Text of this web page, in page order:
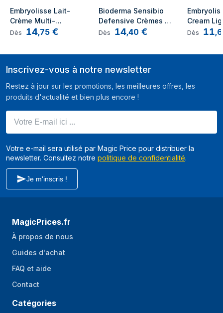
Embryolisse Lait-
Crème Multi-
Protection Crème de
Dès 14,75 €
Bioderma Sensibio
Defensive Crèmes de
jour et de nuit
Dès 14,40 €
Cream
de jour et
Dès 11,
Inscrivez-vous à notre newsletter
Restez à jour sur les promotions, les meilleures offres, les
produits d'actualité et bien plus encore !
Votre e-mail sera utilisé par Magic Price pour distribuer la
newsletter. Consultez notre politique de confidentialité.
Je m'inscris !
MagicPrices.fr
À propos de nous
Guides d'achat
FAQ et aide
Contact
Catégories